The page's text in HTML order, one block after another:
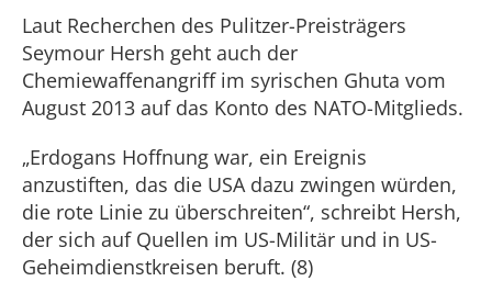
Laut Recherchen des Pulitzer-Preisträgers
Seymour Hersh geht auch der
Chemiewaffenangriff im syrischen Ghuta vom
August 2013 auf das Konto des NATO-Mitglieds.
„Erdogans Hoffnung war, ein Ereignis
anzustiften, das die USA dazu zwingen würden,
die rote Linie zu überschreiten“, schreibt Hersh,
der sich auf Quellen im US-Militär und in US-
Geheimdienstkreisen beruft. (8)